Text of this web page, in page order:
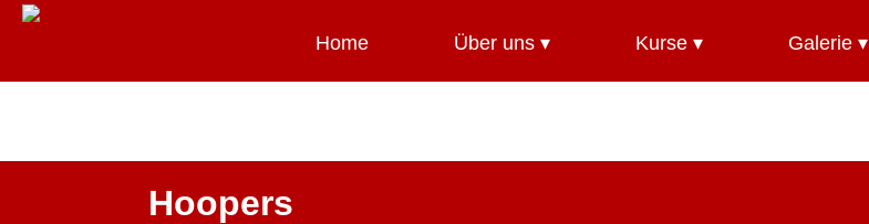
überspringen
Home Über uns ▾ Kurse ▾ Galerie ▾
Hoopers